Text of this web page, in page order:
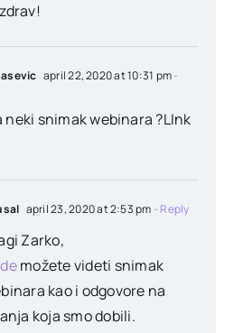
april 22, 2020 at 10:31 pm-
neki snimak webinara ?LInk
april 23, 2020 at 2:53 pm - Reply
Zarko,
možete videti snimak
kao i odgovore na
koja smo dobili.